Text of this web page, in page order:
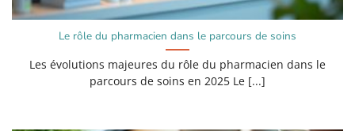
Le rôle du pharmacien dans le parcours de soins
Les évolutions majeures du rôle du pharmacien dans le
parcours de soins en 2025 Le [...]